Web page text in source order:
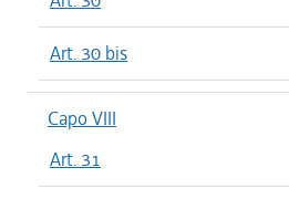
Art. 30 bis
Capo VIII
Art. 31